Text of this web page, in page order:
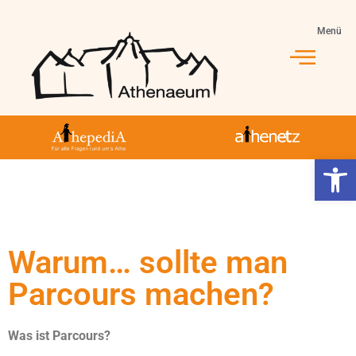
Menü
Warum… sollte man
Parcours machen?
Was ist Parcours?